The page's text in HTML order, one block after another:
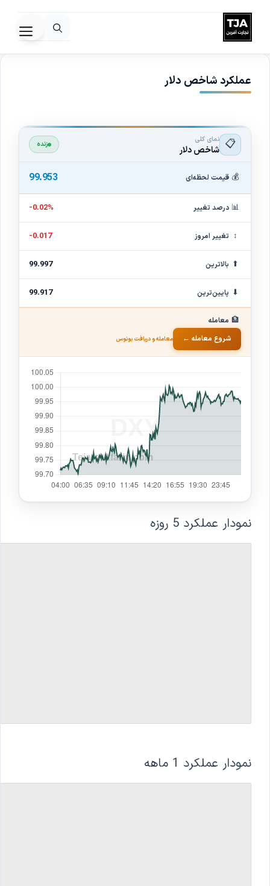
به
محتواعملکرد شاخص دلار
📋 نمای کلی
شاخص دلار زنده
💰 قیمت لحظه‌ای 99.953
📊 درصد تغییر -0.02%
↕ تغییر امروز -0.017
⬆ بالاترین 99.997
⬇ پایین‌ترین 99.917
🏦 معامله
شروع معامله ←
معامله و دریافت بونوس
نمودار عملکرد 5 روزه
نمودار عملکرد 1 ماهه